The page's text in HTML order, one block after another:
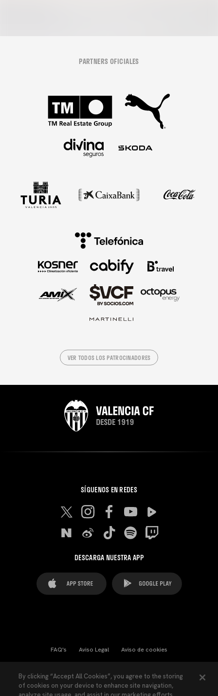
PARTNERS OFICIALES
VER TODOS LOS PATROCINADORES
SÍGUENOS EN REDES
DESCARGA NUESTRA APP
FAQ's Aviso Legal Aviso de cookies
Ley Transparencia Política de Privacidad
By clicking “Accept All Cookies”, you agree to the storing
of cookies on your device to enhance site navigation,